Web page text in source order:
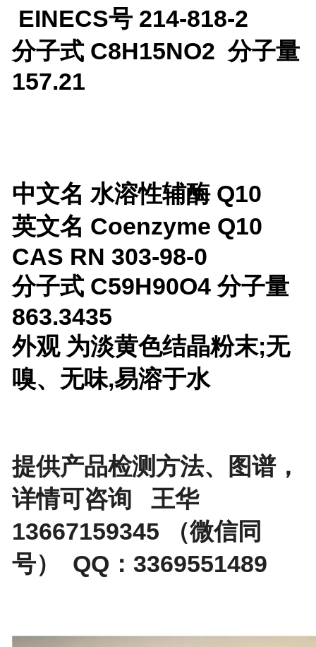
EINECS号 214-818-2
分子式 C8H15NO2 分子量
157.21
中文名 水溶性辅酶 Q10
英文名 Coenzyme Q10
CAS RN 303-98-0
分子式 C59H90O4 分子量
863.3435
外观 为淡黄色结晶粉末;无
嗅、无味,易溶于水
提供产品检测方法、图谱，
详情可咨询 王华
13667159345 （微信同
号） QQ：3369551489